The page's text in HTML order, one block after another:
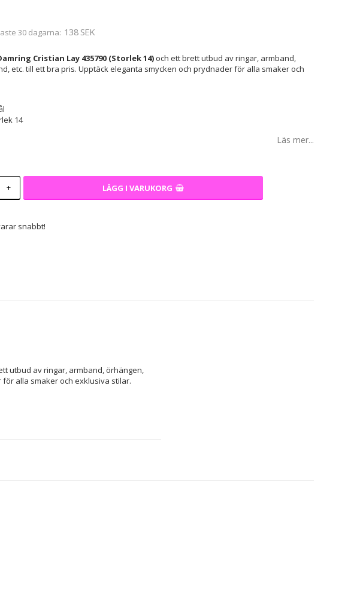
30 dagarna 138 SEK
Cristian Lay 435790 (Storlek 14)och ett brett utbud av ringar, armband,
etc. till ett bra pris. Upptäck eleganta smycken och prydnader för alla smaker och
14
Läs mer...
+ LÄGG I VARUKORG
snabbt!
utbud av ringar, armband, örhängen,
alla smaker och exklusiva stilar.